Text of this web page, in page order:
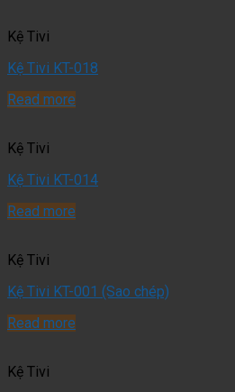
Kệ Tivi
Kệ Tivi KT-018
Read more
Kệ Tivi
Kệ Tivi KT-014
Read more
Kệ Tivi
Kệ Tivi KT-001 (Sao chép)
Read more
Kệ Tivi